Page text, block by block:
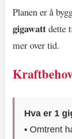
Planen er å
gigawatt dette
mer over tid.
Hva er 1
• Omtrent